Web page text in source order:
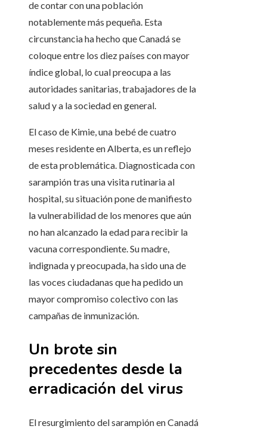
de contar con una población
notablemente más pequeña. Esta
circunstancia ha hecho que Canadá se
coloque entre los diez países con mayor
índice global, lo cual preocupa a las
autoridades sanitarias, trabajadores de la
salud y a la sociedad en general.
El caso de Kimie, una bebé de cuatro
meses residente en Alberta, es un reflejo
de esta problemática. Diagnosticada con
sarampión tras una visita rutinaria al
hospital, su situación pone de manifiesto
la vulnerabilidad de los menores que aún
no han alcanzado la edad para recibir la
vacuna correspondiente. Su madre,
indignada y preocupada, ha sido una de
las voces ciudadanas que ha pedido un
mayor compromiso colectivo con las
campañas de inmunización.
Un brote sin
precedentes desde la
erradicación del virus
El resurgimiento del sarampión en Canadá